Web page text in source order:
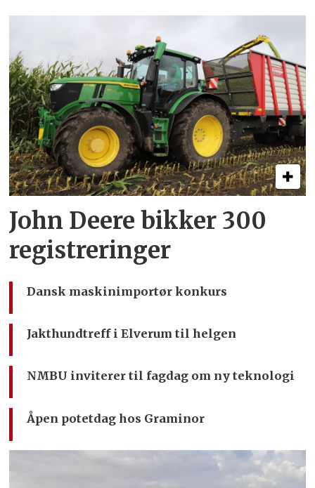
John Deere bikker 300
registreringer
Dansk maskinimportør konkurs
Jakthundtreff i Elverum til helgen
NMBU inviterer til fagdag om ny teknologi
Åpen potetdag hos Graminor